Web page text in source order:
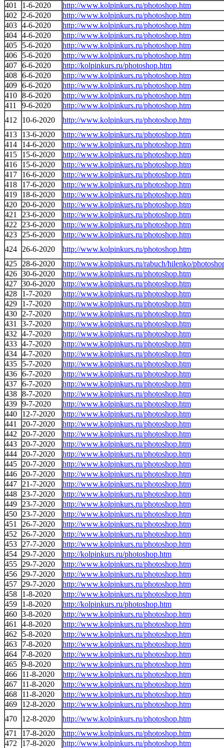
401
1-6-2020
http://www.kolpinkurs.ru/photoshop.htm
402
2-6-2020
http://www.kolpinkurs.ru/photoshop.htm
403 4-6-2020
http://www.kolpinkurs.ru/photoshop.htm
404 4-6-2020
http://www.kolpinkurs.ru/photoshop.htm
405
5-6-2020
http://www.kolpinkurs.ru/photoshop.htm
406
5-6-2020
http://www.kolpinkurs.ru/photoshop.htm
407 6-6-2020
http://kolpinkurs.ru/photoshop.htm
408 6-6-2020
http://www.kolpinkurs.ru/photoshop.htm
409 6-6-2020
http://www.kolpinkurs.ru/photoshop.htm
410 8-6-2020
http://www.kolpinkurs.ru/photoshop.htm
411
9-6-2020
http://www.kolpinkurs.ru/photoshop.htm
412
10-6-2020
http://www.kolpinkurs.ru/photoshop.htm
413
13-6-2020
http://www.kolpinkurs.ru/photoshop.htm
414
14-6-2020
http://www.kolpinkurs.ru/photoshop.htm
415
15-6-2020
http://www.kolpinkurs.ru/photoshop.htm
416
15-6-2020
http://www.kolpinkurs.ru/photoshop.htm
417
16-6-2020
http://www.kolpinkurs.ru/photoshop.htm
418
17-6-2020
http://www.kolpinkurs.ru/photoshop.htm
419
18-6-2020
http://www.kolpinkurs.ru/photoshop.htm
420
20-6-2020
http://www.kolpinkurs.ru/photoshop.htm
421
23-6-2020
http://www.kolpinkurs.ru/photoshop.htm
422
23-6-2020
http://www.kolpinkurs.ru/photoshop.htm
423
25-6-2020
http://www.kolpinkurs.ru/photoshop.htm
424
26-6-2020
http://www.kolpinkurs.ru/photoshop.htm
425
28-6-2020
http://www.kolpinkurs.ru/rabuch/hilenko/
426 30-6-2020
http://www.kolpinkurs.ru/photoshop.htm
427 30-6-2020
http://www.kolpinkurs.ru/photoshop.htm
428
1-7-2020
http://www.kolpinkurs.ru/photoshop.htm
429
1-7-2020
http://www.kolpinkurs.ru/photoshop.htm
430
2-7-2020
http://www.kolpinkurs.ru/photoshop.htm
431
3-7-2020
http://www.kolpinkurs.ru/photoshop.htm
432
4-7-2020
http://www.kolpinkurs.ru/photoshop.htm
433 4-7-2020
http://www.kolpinkurs.ru/photoshop.htm
434 4-7-2020
http://www.kolpinkurs.ru/photoshop.htm
435
5-7-2020
http://www.kolpinkurs.ru/photoshop.htm
436 6-7-2020
http://www.kolpinkurs.ru/photoshop.htm
437 6-7-2020
http://www.kolpinkurs.ru/photoshop.htm
438 8-7-2020
http://www.kolpinkurs.ru/photoshop.htm
439 9-7-2020
http://www.kolpinkurs.ru/photoshop.htm
440
12-7-2020
http://www.kolpinkurs.ru/photoshop.htm
441
20-7-2020
http://www.kolpinkurs.ru/photoshop.htm
442
20-7-2020
http://www.kolpinkurs.ru/photoshop.htm
443
20-7-2020
http://www.kolpinkurs.ru/photoshop.htm
444
20-7-2020
http://www.kolpinkurs.ru/photoshop.htm
445
20-7-2020
http://www.kolpinkurs.ru/photoshop.htm
446
20-7-2020
http://www.kolpinkurs.ru/photoshop.htm
447
21-7-2020
http://www.kolpinkurs.ru/photoshop.htm
448
23-7-2020
http://www.kolpinkurs.ru/photoshop.htm
449
23-7-2020
http://www.kolpinkurs.ru/photoshop.htm
450
23-7-2020
http://www.kolpinkurs.ru/photoshop.htm
451
26-7-2020
http://www.kolpinkurs.ru/photoshop.htm
452
26-7-2020
http://www.kolpinkurs.ru/photoshop.htm
453
27-7-2020
http://www.kolpinkurs.ru/photoshop.htm
454
29-7-2020
http://kolpinkurs.ru/photoshop.htm
455
29-7-2020
http://www.kolpinkurs.ru/photoshop.htm
456
29-7-2020
http://www.kolpinkurs.ru/photoshop.htm
457
29-7-2020
http://www.kolpinkurs.ru/photoshop.htm
458
1-8-2020
http://www.kolpinkurs.ru/photoshop.htm
459
1-8-2020
http://kolpinkurs.ru/photoshop.htm
460 3-8-2020
http://www.kolpinkurs.ru/photoshop.htm
461
4-8-2020
http://www.kolpinkurs.ru/photoshop.htm
462
5-8-2020
http://www.kolpinkurs.ru/photoshop.htm
463
7-8-2020
http://www.kolpinkurs.ru/photoshop.htm
464
7-8-2020
http://www.kolpinkurs.ru/photoshop.htm
465 9-8-2020
http://www.kolpinkurs.ru/photoshop.htm
466
11-8-2020
http://www.kolpinkurs.ru/photoshop.htm
467
11-8-2020
http://www.kolpinkurs.ru/photoshop.htm
468
11-8-2020
http://www.kolpinkurs.ru/photoshop.htm
469
12-8-2020
http://www.kolpinkurs.ru/photoshop.htm
470
12-8-2020
http://www.kolpinkurs.ru/photoshop.htm
471
17-8-2020
http://www.kolpinkurs.ru/photoshop.htm
472
17-8-2020 http://www.kolpinkurs.ru/photoshop.htm